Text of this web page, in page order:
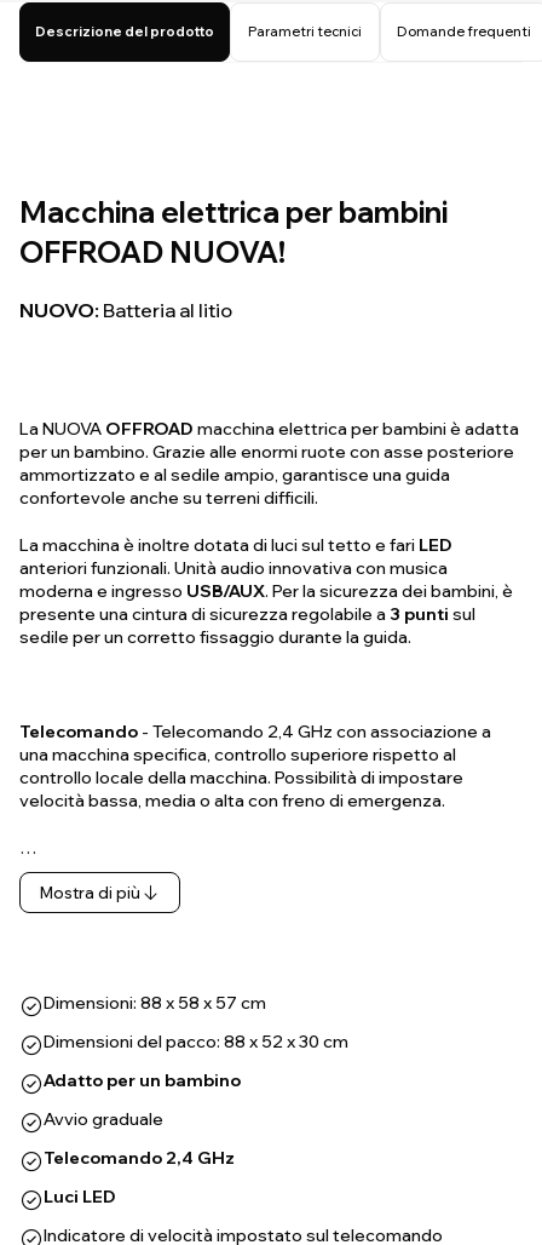
Descrizione del prodotto Parametri tecnici Domande frequenti
Macchina elettrica per bambini
OFFROAD NUOVA!
NUOVO: Batteria al litio
La NUOVA OFFROAD macchina elettrica per bambini è adatta
per un bambino. Grazie alle enormi ruote con asse posteriore
ammortizzato e al sedile ampio, garantisce una guida
confortevole anche su terreni difficili.
La macchina è inoltre dotata di luci sul tetto e fari LED
anteriori funzionali. Unità audio innovativa con musica
moderna e ingresso USB/AUX. Per la sicurezza dei bambini, è
presente una cintura di sicurezza regolabile a 3 punti sul
sedile per un corretto fissaggio durante la guida.
Telecomando - Telecomando 2,4 GHz con associazione a
una macchina specifica, controllo superiore rispetto al
controllo locale della macchina. Possibilità di impostare
velocità bassa, media o alta con freno di emergenza.
…
Mostra di più
Dimensioni: 88 x 58 x 57 cm
Dimensioni del pacco: 88 x 52 x 30 cm
Adatto per un bambino
Avvio graduale
Telecomando 2,4 GHz
Luci LED
Indicatore di velocità impostato sul telecomando